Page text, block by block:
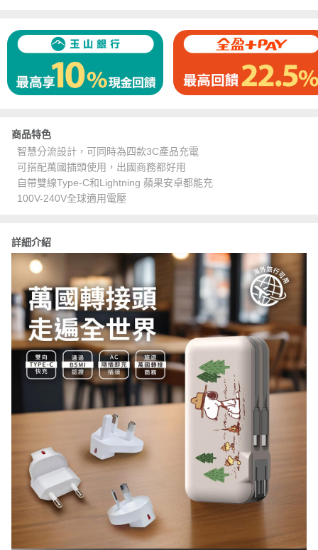
商品特色
智慧分流設計，可同時為四款3C產品充電
可搭配萬國插頭使用，出國商務都好用
自帶雙線Type-C和Lightning 蘋果安卓都能充
100V-240V全球適用電壓
詳細介紹